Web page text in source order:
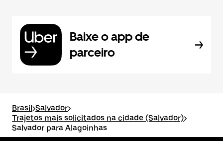
Baixe o app de
parceiro
Brasil>Salvador>
Trajetos mais solicitados na cidade (Salvador)>
Salvador para Alagoinhas